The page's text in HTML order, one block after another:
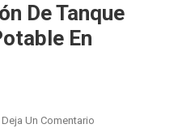
De Tanque
En
Deja Un ComentarioEn